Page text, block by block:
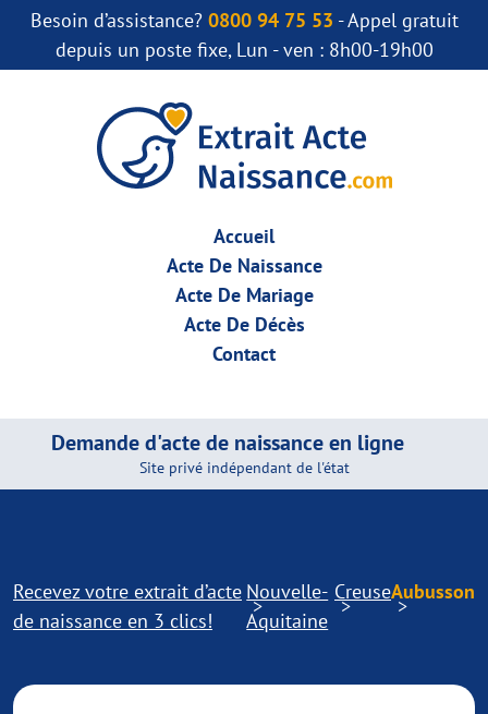
Besoin d’assistance? 0800 94 75 53 - Appel gratuit
depuis un poste fixe, Lun - ven : 8h00-19h00
Accueil
Acte De Naissance
Acte De Mariage
Acte De Décès
Contact
Demande d'acte de naissance en ligne
Site privé indépendant de l'état
Recevez votre extrait d’acte
de naissance en 3 clics!
Nouvelle-
Aquitaine
CreuseAubusson